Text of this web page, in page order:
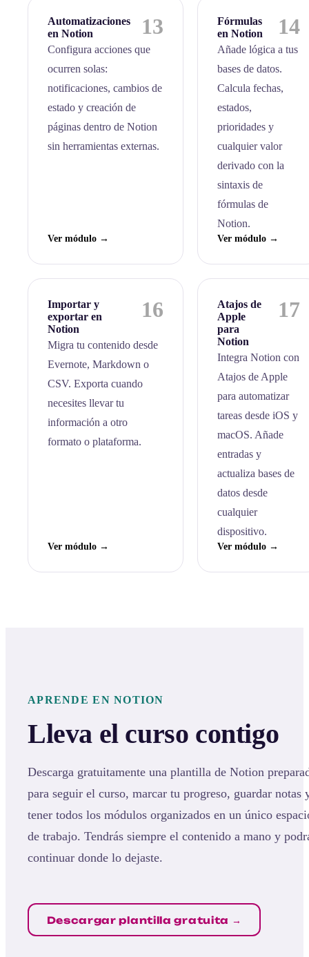
Automatizaciones
en Notion
13
Configura acciones que
ocurren solas:
notificaciones, cambios de
estado y creación de
páginas dentro de Notion
sin herramientas externas.
Ver módulo →
Fórmulas
en Notion
14
Añade lógica a tus
bases de datos.
Calcula fechas,
estados,
prioridades y
cualquier valor
derivado con la
sintaxis de
fórmulas de
Notion.
Ver módulo →
Importar y
exportar en
Notion
16
Migra tu contenido desde
Evernote, Markdown o
CSV. Exporta cuando
necesites llevar tu
información a otro
formato o plataforma.
Ver módulo →
Atajos de
Apple
para
Notion
17
Integra Notion con
Atajos de Apple
para automatizar
tareas desde iOS y
macOS. Añade
entradas y
actualiza bases de
datos desde
cualquier
dispositivo.
Ver módulo →
APRENDE EN NOTION
Lleva el curso contigo
Descarga gratuitamente una plantilla de Notion
para seguir el curso, marcar tu progreso, guardar notas
tener todos los módulos organizados en un único
de trabajo. Tendrás siempre el contenido a mano y
continuar donde lo dejaste.
Descargar plantilla gratuita →